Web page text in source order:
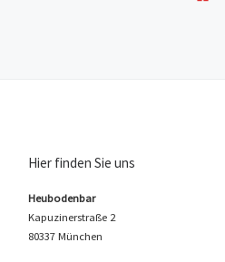
Hier finden Sie uns
Heubodenbar
Kapuzinerstraße 2
80337 München